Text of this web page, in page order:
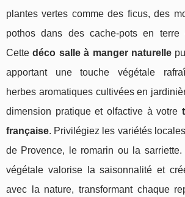
plantes vertes comme des ficus, des
pothos dans des cache-pots en terre
Cettedéco salle à manger naturelle
apportant une touche végétale
herbes aromatiques cultivées en
dimension pratique et olfactive à votre
française. Privilégiez les variétés
de Provence, le romarin ou la sarriette.
végétale valorise la saisonnalité et
avec la nature, transformant chaque